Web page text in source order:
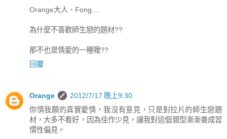
Orange大人、Fong....
為什麼不喜歡師生戀的題材??
那不也是情愛的一種嚒??
回覆
Orange
2012/7/17 晚上9:30
你情我願的真實愛情，我沒有意見，只是對拉片的師生戀題
材，大多不看好，因為佳作少見，讓我對這個類型漸漸養成習
慣性偏見。